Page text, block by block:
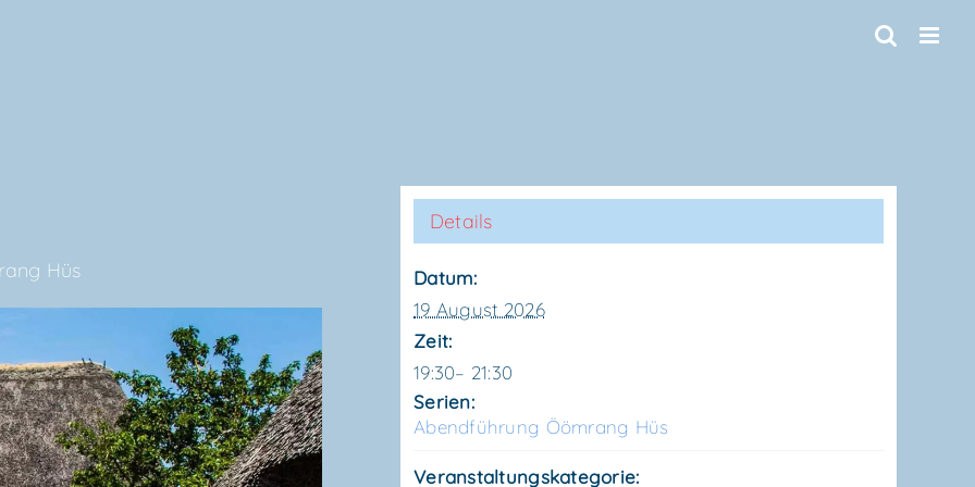
Hüs
Details
Datum:
19 August 2026
Zeit:
19:30– 21:30
Serien:
Abend­füh­rung Ööm­rang Hüs
Veranstaltungskategorie: